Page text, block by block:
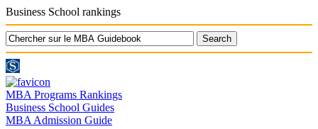
Business School rankings
MBA Programs Rankings
Business School Guides
MBA Admission Guide